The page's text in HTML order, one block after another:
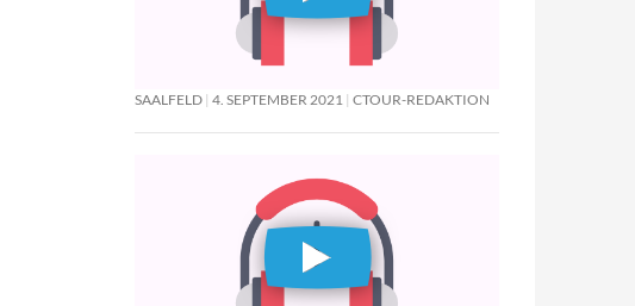
SAALFELD 4. SEPTEMBER 2021 CTOUR-REDAKTION